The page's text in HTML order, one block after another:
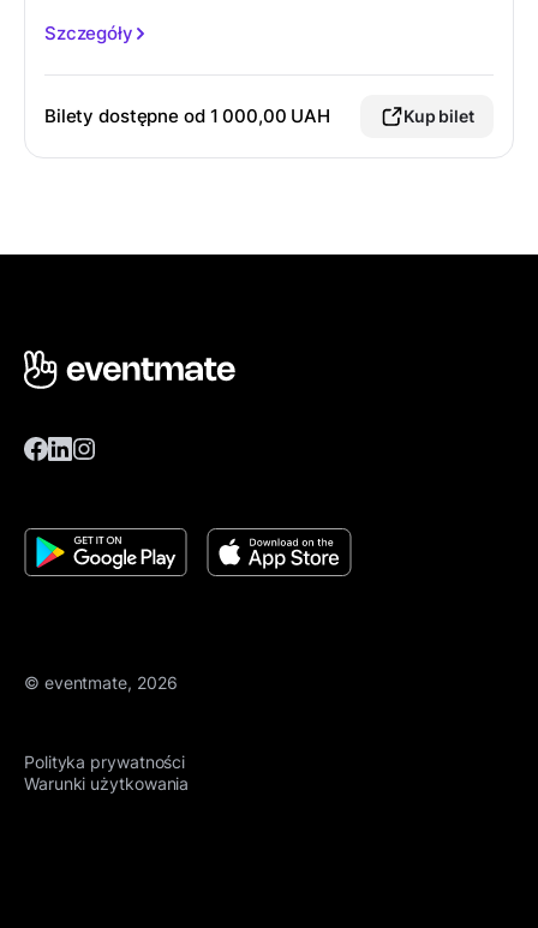
Szczegóły
Bilety dostępne od 1 000,00 UAH Kup bilet
© eventmate, 2026
Polityka prywatności
Warunki użytkowania